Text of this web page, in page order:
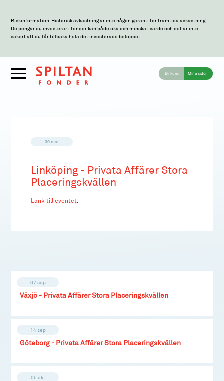
Riskinformation: Historisk avkastning är inte någon garanti för framtida avkastning.
De pengar du investerar i fonder kan både öka och minska i värde och det är inte
säkert att du får tillbaka hela det investerade beloppet.
Bli kund Mina sidor
30 mar
Linköping - Privata Affärer Stora
Placeringskvällen
Länk till eventet
07 sep
Växjö - Privata Affärer Stora Placeringskvällen
14 sep
Göteborg - Privata Affärer Stora Placeringskvällen
05 okt